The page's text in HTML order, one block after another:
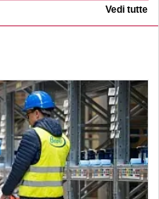
Vedi tutte